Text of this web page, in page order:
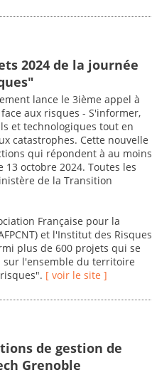
2024 de la journée
lance le 3ième appel à
aux risques - S'informer,
et technologiques tout en
catastrophes. Cette nouvelle
qui répondent à au moins
octobre 2024. Toutes les
de la Transition
Française pour la
et l'Institut des Risques
plus de 600 projets qui se
sur l'ensemble du territoire
[ voir le site ]
de gestion de
Grenoble